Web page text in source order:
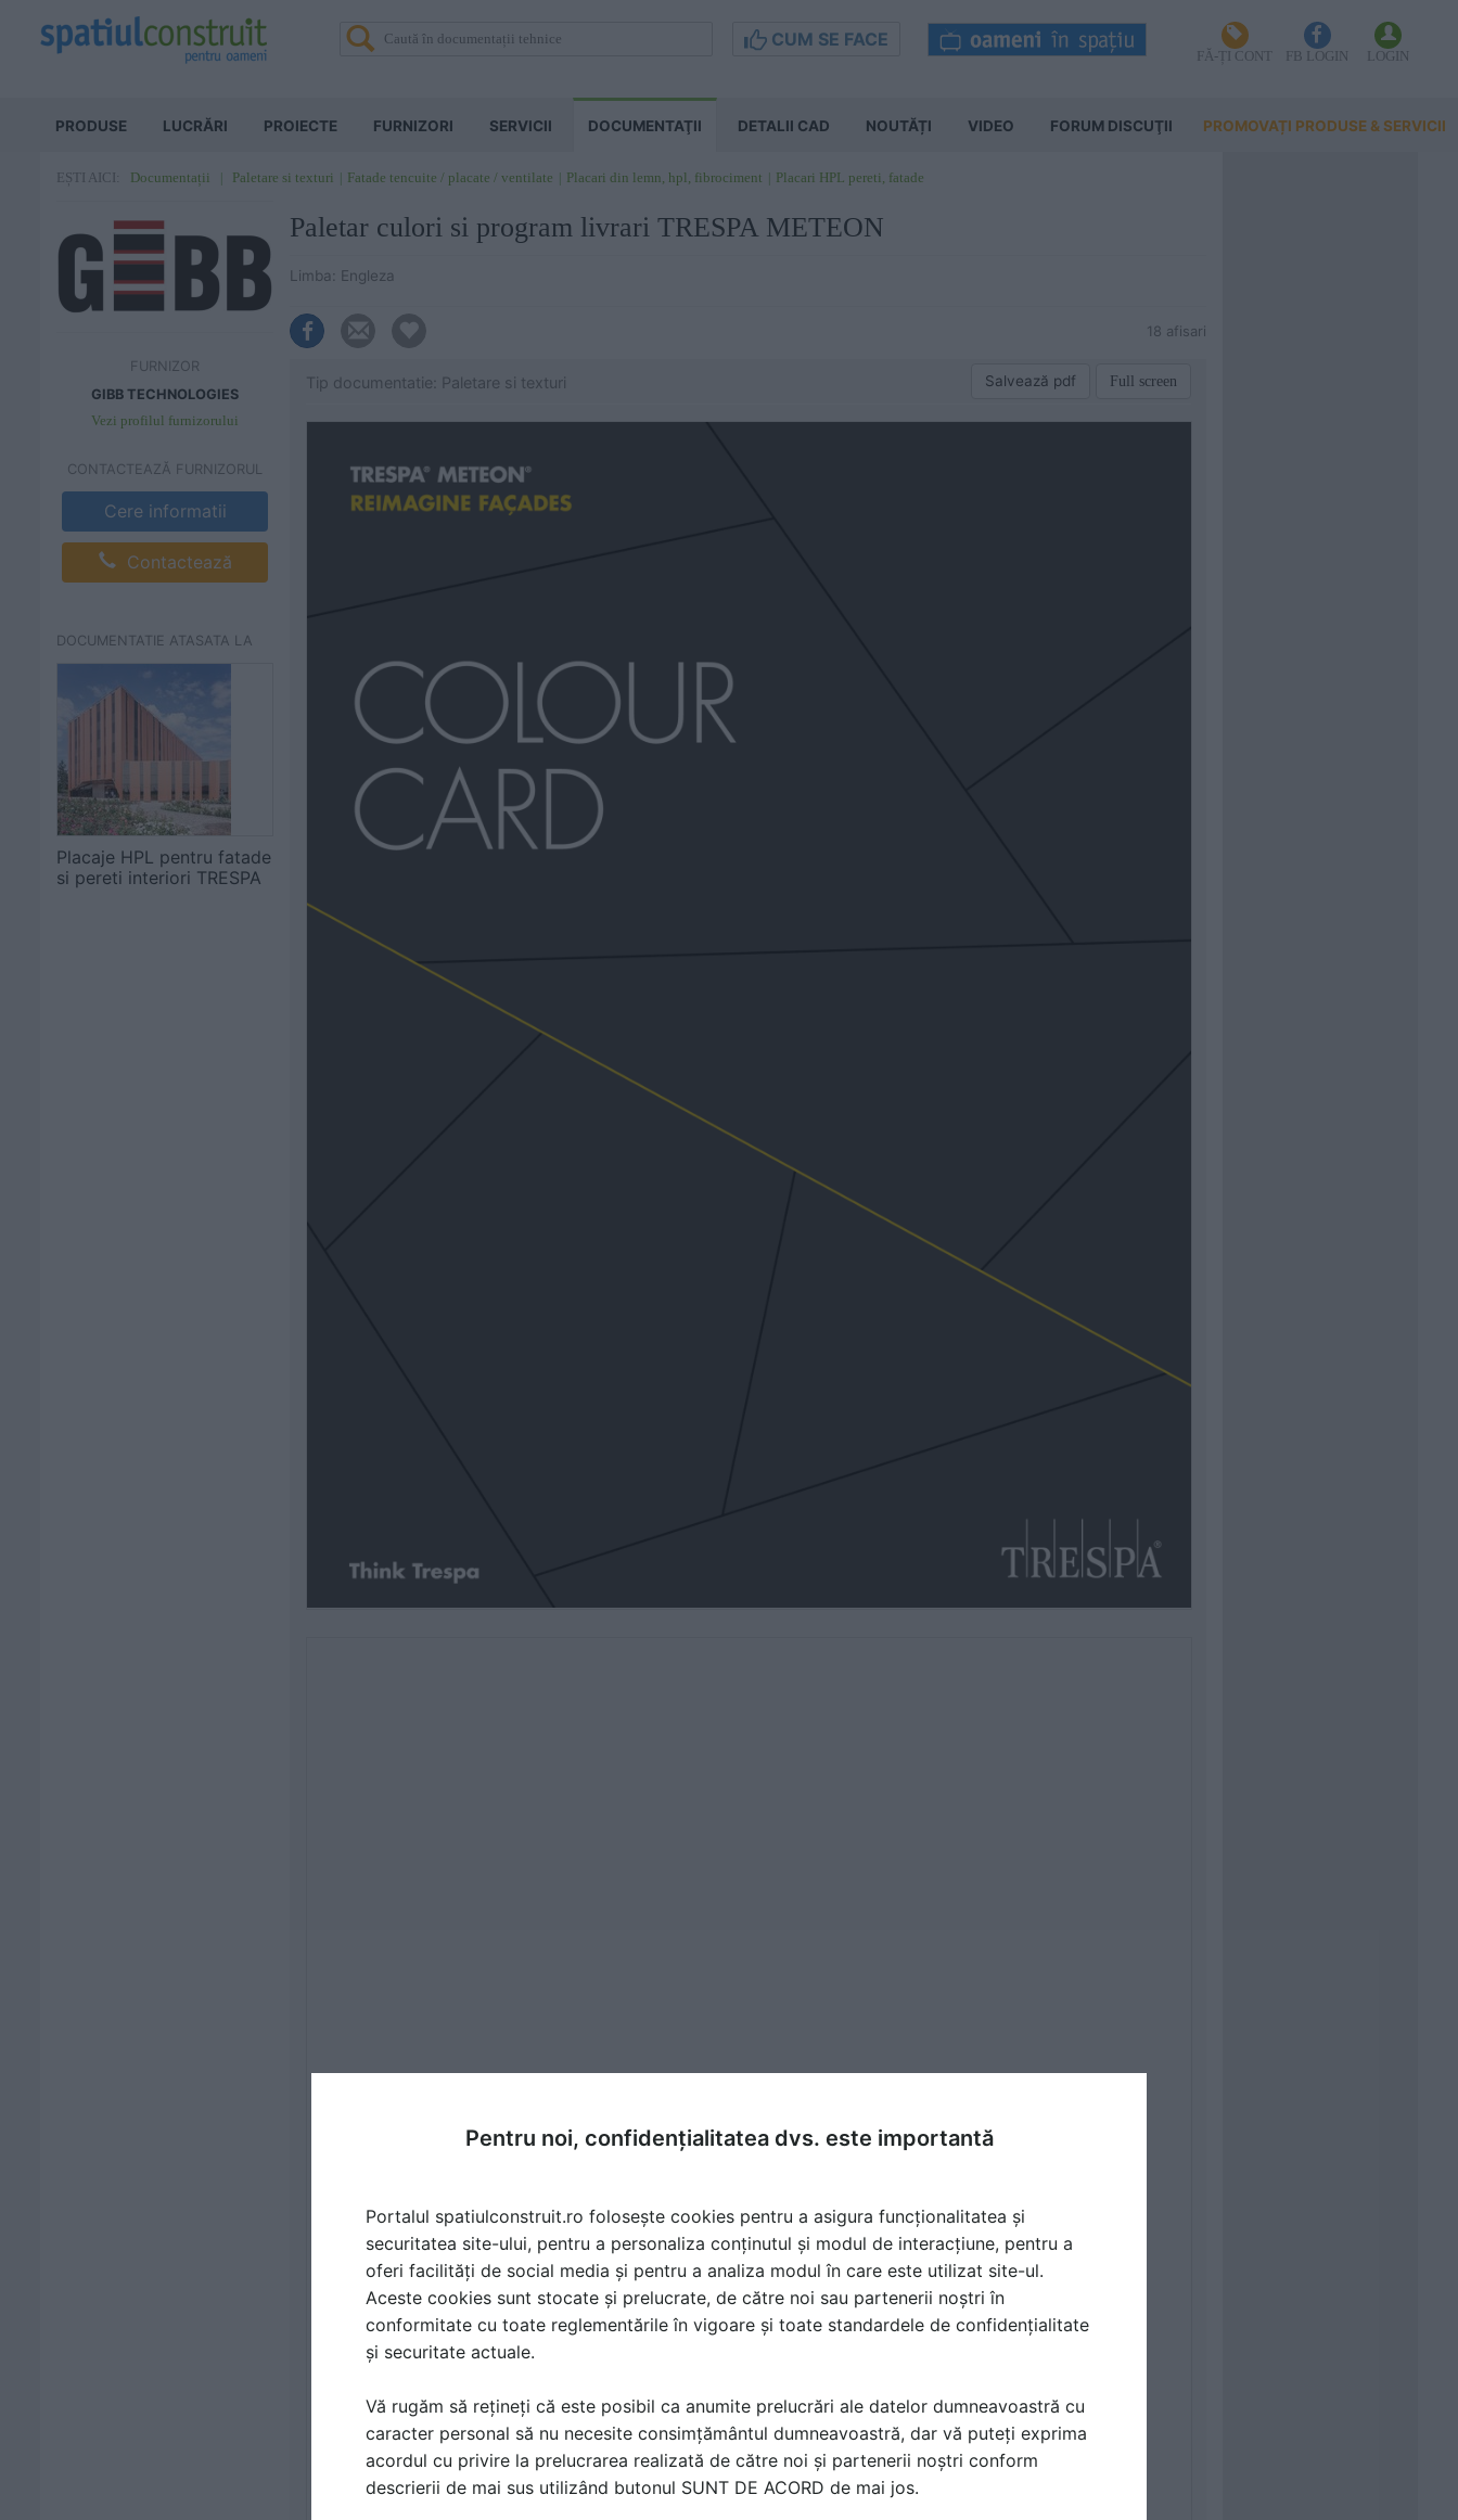
CUM SE FACE
FĂ-ȚI CONT FB LOGIN LOGIN
PRODUSE LUCRĂRI PROIECTE FURNIZORI SERVICII DOCUMENTAŢII DETALII CAD NOUTĂȚI VIDEO FORUM DISCUŢII PROMOVAȚI PRODUSE & SERVICII
EȘTI AICI: Documentații Paletare si texturi Fatade tencuite / placate / ventilate Placari din lemn, hpl, fibrociment Placari HPL pereti, fatade
FURNIZOR
GIBB TECHNOLOGIES
Vezi profilul furnizorului
CONTACTEAZĂ FURNIZORUL
Cere informatii
Contactează
DOCUMENTATIE ATASATA LA
Placaje HPL pentru fatade
si pereti interiori TRESPA
Paletar culori si program livrari TRESPA METEON
Limba: Engleza
18 afisari
Tip documentatie: Paletare si texturi Salvează pdf Full screen
Pentru noi, confidențialitatea dvs. este importantă
Portalul spatiulconstruit.ro folosește cookies pentru a asigura funcționalitatea și
securitatea site-ului, pentru a personaliza conținutul și modul de interacțiune, pentru a
oferi facilități de social media și pentru a analiza modul în care este utilizat site-ul.
Aceste cookies sunt stocate și prelucrate, de către noi sau partenerii noștri în
conformitate cu toate reglementările în vigoare și toate standardele de confidențialitate
și securitate actuale.
Vă rugăm să rețineți că este posibil ca anumite prelucrări ale datelor dumneavoastră cu
caracter personal să nu necesite consimțământul dumneavoastră, dar vă puteți exprima
acordul cu privire la prelucrarea realizată de către noi și partenerii noștri conform
descrierii de mai sus utilizând butonul SUNT DE ACORD de mai jos.